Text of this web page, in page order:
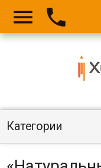
 
Категории